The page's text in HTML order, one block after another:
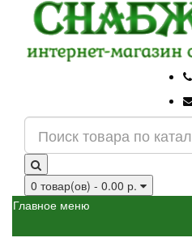
0 товар(ов) - 0.00 р.
Главное меню